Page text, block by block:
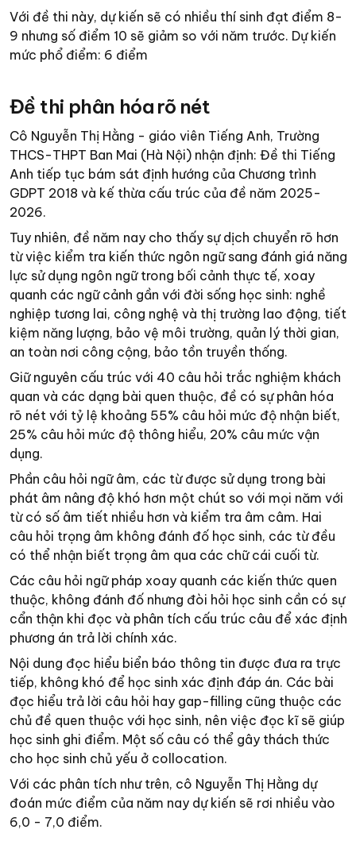
Với đề thi này, dự kiến sẽ có nhiều thí sinh đạt điểm 8-
9 nhưng số điểm 10 sẽ giảm so với năm trước. Dự kiến
mức phổ điểm: 6 điểm
Đề thi phân hóa rõ nét
Cô Nguyễn Thị Hằng - giáo viên Tiếng Anh, Trường
THCS-THPT Ban Mai (Hà Nội) nhận định: Đề thi Tiếng
Anh tiếp tục bám sát định hướng của Chương trình
GDPT 2018 và kế thừa cấu trúc của đề năm 2025-
2026.
Tuy nhiên, đề năm nay cho thấy sự dịch chuyển rõ hơn
từ việc kiểm tra kiến thức ngôn ngữ sang đánh giá năng
lực sử dụng ngôn ngữ trong bối cảnh thực tế, xoay
quanh các ngữ cảnh gần với đời sống học sinh: nghề
nghiệp tương lai, công nghệ và thị trường lao động, tiết
kiệm năng lượng, bảo vệ môi trường, quản lý thời gian,
an toàn nơi công cộng, bảo tồn truyền thống.
Giữ nguyên cấu trúc với 40 câu hỏi trắc nghiệm khách
quan và các dạng bài quen thuộc, đề có sự phân hóa
rõ nét với tỷ lệ khoảng 55% câu hỏi mức độ nhận biết,
25% câu hỏi mức độ thông hiểu, 20% câu mức vận
dụng.
Phần câu hỏi ngữ âm, các từ được sử dụng trong bài
phát âm nâng độ khó hơn một chút so với mọi năm với
từ có số âm tiết nhiều hơn và kiểm tra âm câm. Hai
câu hỏi trọng âm không đánh đố học sinh, các từ đều
có thể nhận biết trọng âm qua các chữ cái cuối từ.
Các câu hỏi ngữ pháp xoay quanh các kiến thức quen
thuộc, không đánh đố nhưng đòi hỏi học sinh cần có sự
cẩn thận khi đọc và phân tích cấu trúc câu để xác định
phương án trả lời chính xác.
Nội dung đọc hiểu biển báo thông tin được đưa ra trực
tiếp, không khó để học sinh xác định đáp án. Các bài
đọc hiểu trả lời câu hỏi hay gap-filling cũng thuộc các
chủ đề quen thuộc với học sinh, nên việc đọc kĩ sẽ giúp
học sinh ghi điểm. Một số câu có thể gây thách thức
cho học sinh chủ yếu ở collocation.
Với các phân tích như trên, cô Nguyễn Thị Hằng dự
đoán mức điểm của năm nay dự kiến sẽ rơi nhiều vào
6,0 - 7,0 điểm.